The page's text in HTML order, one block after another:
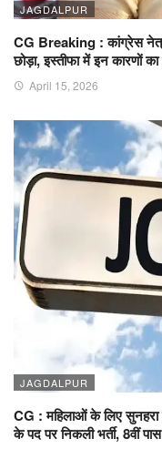
JAGDALPUR
CG Breaking : कांग्रेस
छोड़ा, इस्तीफा में इन कारणों का
April 15, 2026
JAGDALPUR
CG : महिलाओं के लिए
के पद पर निकली भर्ती, 8वीं